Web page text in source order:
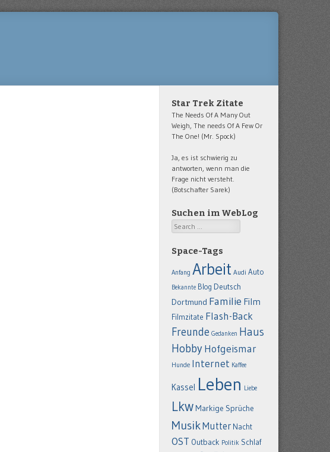
Star Trek Zitate
The Needs Of A Many Out
Weigh, The needs Of A Few Or
The One! (Mr. Spock)
Ja, es ist schwierig zu
antworten, wenn man die
Frage nicht versteht.
(Botschafter Sarek)
Suchen im WebLog
Search
Space-Tags
Anfang Arbeit Audi Auto
Bekannte Blog Deutsch
Dortmund Familie Film
Filmzitate Flash-Back
Freunde Gedanken Haus
HobbyHofgeismar
Hunde Internet Kaffee
Kassel Leben Liebe
LkwMarkige Sprüche
MusikMutter Nacht
OST Outback Politik Schlaf